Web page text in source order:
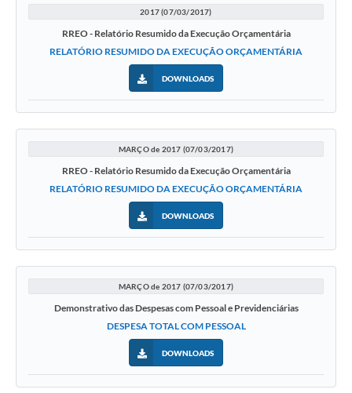
2017 (07/03/2017)
RREO - Relatório Resumido da Execução Orçamentária
RELATÓRIO RESUMIDO DA EXECUÇÃO ORÇAMENTÁRIA
DOWNLOADS
MARÇO de 2017 (07/03/2017)
RREO - Relatório Resumido da Execução Orçamentária
RELATÓRIO RESUMIDO DA EXECUÇÃO ORÇAMENTÁRIA
DOWNLOADS
MARÇO de 2017 (07/03/2017)
Demonstrativo das Despesas com Pessoal e Previdenciárias
DESPESA TOTAL COM PESSOAL
DOWNLOADS